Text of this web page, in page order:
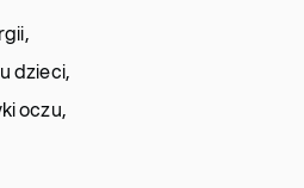
dzieci,
oczu,